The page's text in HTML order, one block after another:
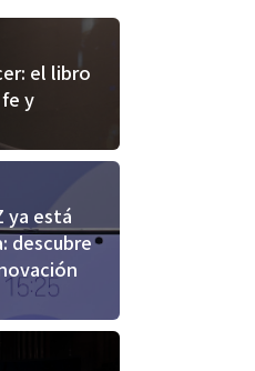
el libro
y
ya está
descubre